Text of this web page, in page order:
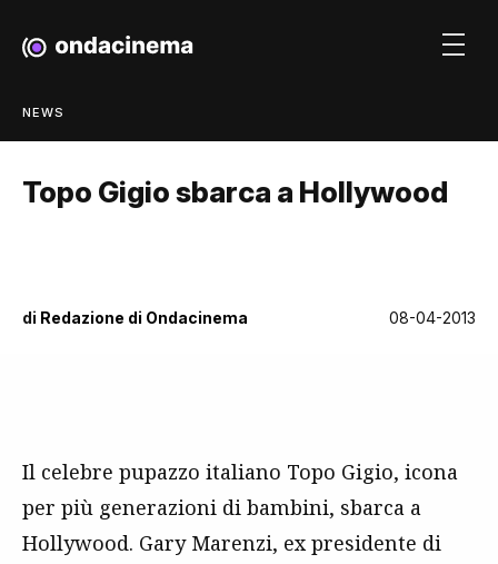
NEWS
Topo Gigio sbarca a Hollywood
di Redazione di Ondacinema 08-04-2013
Il celebre pupazzo italiano Topo Gigio, icona
per più generazioni di bambini, sbarca a
Hollywood. Gary Marenzi, ex presidente di